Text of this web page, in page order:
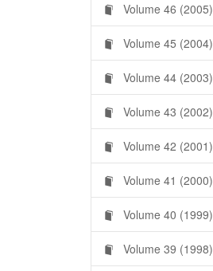
Volume 46 (2005)
Volume 45 (2004)
Volume 44 (2003)
Volume 43 (2002)
Volume 42 (2001)
Volume 41 (2000)
Volume 40 (1999)
Volume 39 (1998)